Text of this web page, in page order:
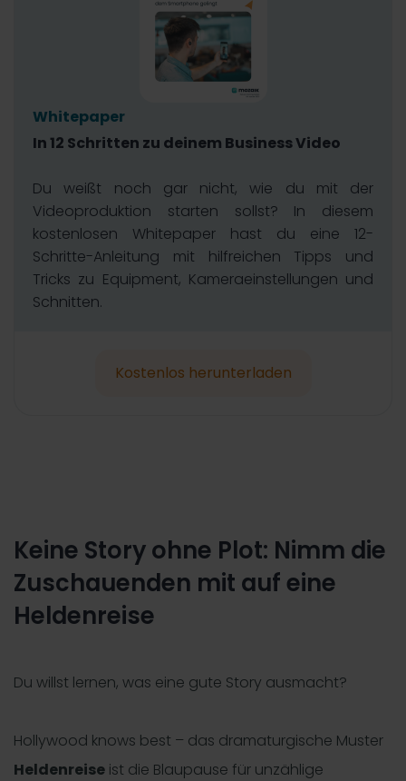
Whitepaper
In 12 Schritten zu deinem Business Video
Du weißt noch gar nicht, wie du mit der
Videoproduktion starten sollst? In diesem
kostenlosen Whitepaper hast du eine 12-
Schritte-Anleitung mit hilfreichen Tipps und
Tricks zu Equipment, Kameraeinstellungen und
Schnitten.
Kostenlos herunterladen
Keine Story ohne Plot: Nimm die
Zuschauenden mit auf eine
Heldenreise
Du willst lernen, was eine gute Story ausmacht?
Hollywood knows best – das dramaturgische Muster
Heldenreise ist die Blaupause für unzählige